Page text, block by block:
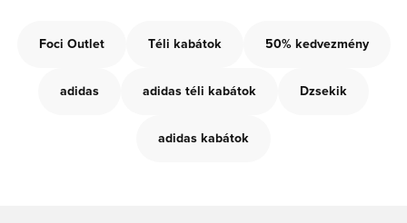
Foci Outlet Téli kabátok 50% kedvezmény
adidas adidas téli kabátok Dzsekik
adidas kabátok